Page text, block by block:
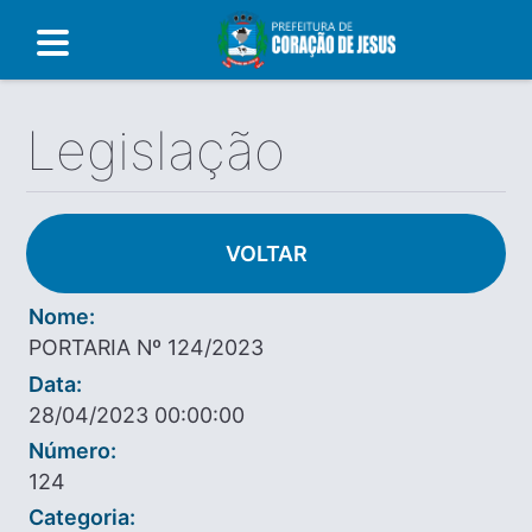
Legislação
VOLTAR
Nome:
PORTARIA Nº 124/2023
Data:
28/04/2023 00:00:00
Número:
124
Categoria: